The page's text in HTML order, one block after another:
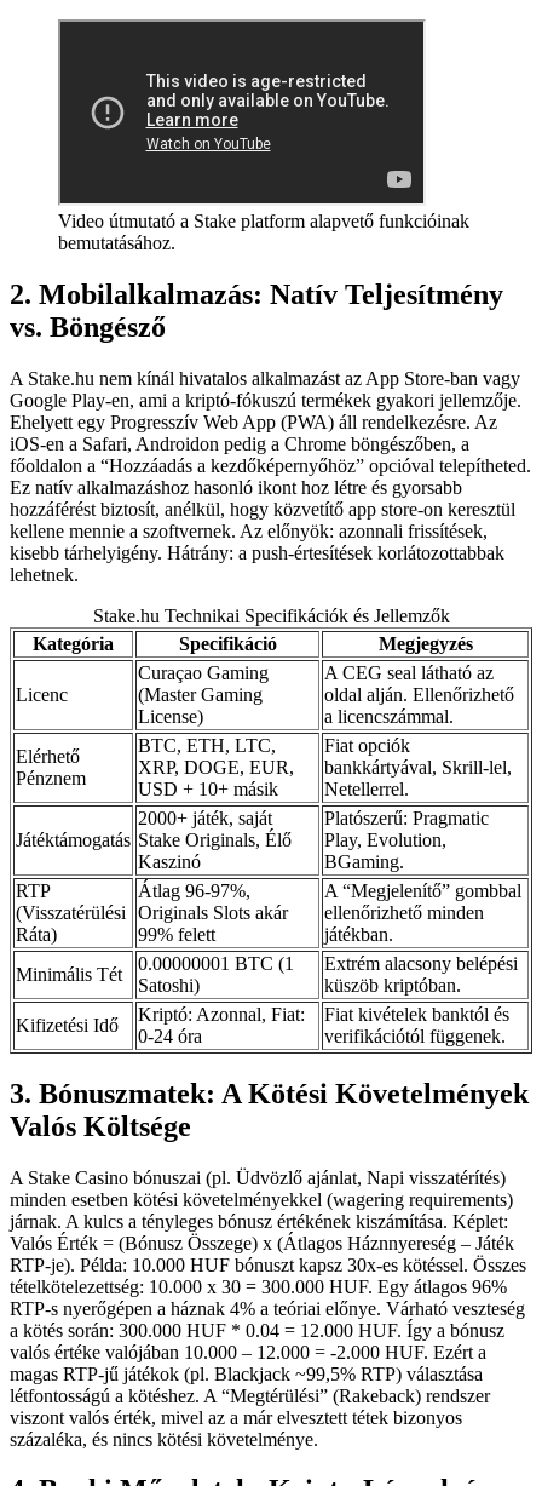
Video útmutató a Stake platform alapvető funkcióinak
bemutatásához.
2. Mobilalkalmazás: Natív Teljesítmény
vs. Böngésző
A Stake.hu nem kínál hivatalos alkalmazást az App Store-ban vagy
Google Play-en, ami a kriptó-fókuszú termékek gyakori jellemzője.
Ehelyett egy Progresszív Web App (PWA) áll rendelkezésre. Az
iOS-en a Safari, Androidon pedig a Chrome böngészőben, a
főoldalon a “Hozzáadás a kezdőképernyőhöz” opcióval telepítheted.
Ez natív alkalmazáshoz hasonló ikont hoz létre és gyorsabb
hozzáférést biztosít, anélkül, hogy közvetítő app store-on keresztül
kellene mennie a szoftvernek. Az előnyök: azonnali frissítések,
kisebb tárhelyigény. Hátrány: a push-értesítések korlátozottabbak
lehetnek.
Stake.hu Technikai Specifikációk és Jellemzők
Kategória
Specifikáció Megjegyzés
Licenc
Curaçao Gaming
(Master Gaming
License)
A CEG seal látható az
oldal alján. Ellenőrizhető
a licencszámmal.
Elérhető
Pénznem
BTC, ETH, LTC,
XRP, DOGE, EUR,
USD + 10+ másik
Fiat opciók
bankkártyával, Skrill-lel,
Netellerrel.
Játéktámogatás
2000+ játék, saját
Stake Originals, Élő
Kaszinó
Platószerű: Pragmatic
Play, Evolution,
BGaming.
RTP
(Visszatérülési
Ráta)
Átlag 96-97%,
Originals Slots akár
99% felett
A “Megjelenítő” gombbal
ellenőrizhető minden
játékban.
Minimális Tét
0.00000001 BTC (1
Satoshi)
Extrém alacsony belépési
küszöb kriptóban.
Kifizetési Idő
Kriptó: Azonnal, Fiat:
0-24 óra
Fiat kivételek banktól és
verifikációtól függenek.
3. Bónuszmatek: A Kötési Követelmények
Valós Költsége
A Stake Casino bónuszai (pl. Üdvözlő ajánlat, Napi visszatérítés)
minden esetben kötési követelményekkel (wagering requirements)
járnak. A kulcs a tényleges bónusz értékének kiszámítása. Képlet:
Valós Érték = (Bónusz Összege) x (Átlagos Háznnyereség – Játék
RTP-je). Példa: 10.000 HUF bónuszt kapsz 30x-es kötéssel. Összes
tételkötelezettség: 10.000 x 30 = 300.000 HUF. Egy átlagos 96%
RTP-s nyerőgépen a háznak 4% a teóriai előnye. Várható veszteség
a kötés során: 300.000 HUF * 0.04 = 12.000 HUF. Így a bónusz
valós értéke valójában 10.000 – 12.000 = -2.000 HUF. Ezért a
magas RTP-jű játékok (pl. Blackjack ~99,5% RTP) választása
létfontosságú a kötéshez. A “Megtérülési” (Rakeback) rendszer
viszont valós érték, mivel az a már elvesztett tétek bizonyos
százaléka, és nincs kötési követelménye.